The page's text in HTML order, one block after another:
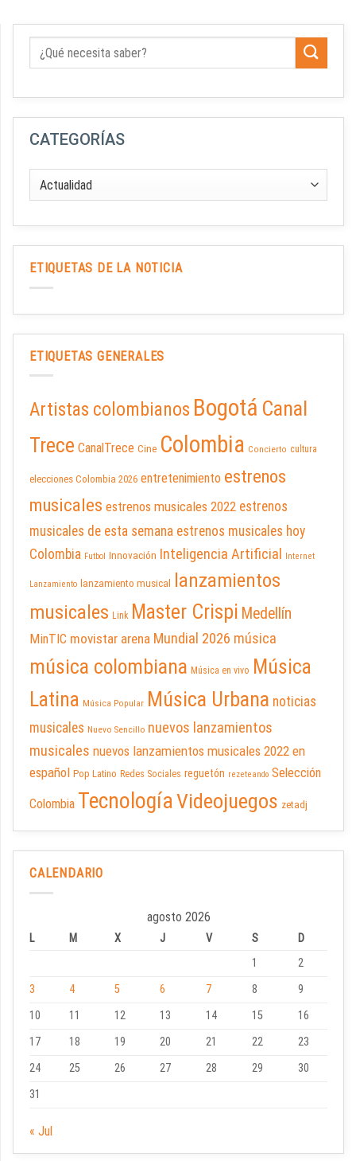
CATEGORÍAS
ETIQUETAS DE LA NOTICIA
ETIQUETAS GENERALES
Artistas colombianos Bogotá Canal
Trece CanalTrece Cine Colombia Concierto cultura
elecciones Colombia 2026 entretenimiento estrenos
musicales estrenos musicales 2022 estrenos
musicales de esta semana estrenos musicales hoy
Colombia Futbol Innovación Inteligencia Artificial Internet
Lanzamiento lanzamiento musical
lanzamientos
musicales Link Master Crispi Medellín
MinTIC movistar arena Mundial 2026 música
música colombiana Música en vivo Música
Latina Música Popular Música Urbana noticias
musicales Nuevo Sencillo nuevos lanzamientos
musicales nuevos lanzamientos musicales 2022 en
español Pop Latino Redes Sociales reguetón rezeteando Selección
Colombia TecnologíaVideojuegos zetadj
CALENDARIO
agosto 2026
L M X J V S
D
1
2
3
4 5 6 7 8
9
10
11 12 13 14 15
16
17
18 19 20 21 22
23
24
25 26 27 28 29
30
31
« Jul